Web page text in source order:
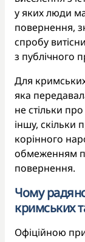
у яких люди
повернення,
спробу
з публічного
Для
яка
не стільки
іншу, скільки
корінного
обмеженням
повернення.
Чому
кримських
Офіційною